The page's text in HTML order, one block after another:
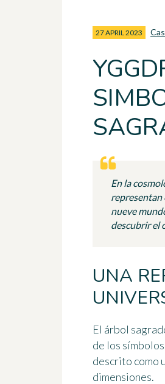
27 APRIL 2023
En la
representan
nueve
descubrir el
UNA
El árbol
de los
descrito como
dimensiones.